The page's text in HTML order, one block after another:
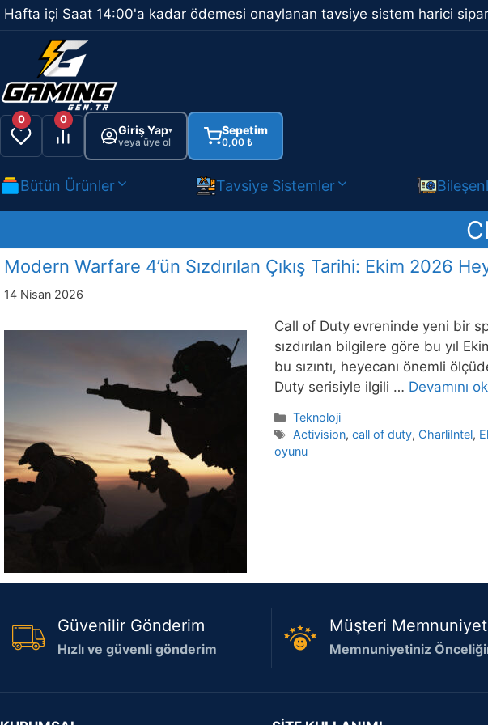
İçeriğe
atla
Hafta içi Saat 14:00'a kadar ödemesi onaylanan tavsiye sistem harici
0 0
Giriş Yap▾
veya üye ol
Sepetim
0,00 ₺
Bütün Ürünler Tavsiye Sistemler
Modern Warfare 4’ün Sızdırılan Çıkış Tarihi: Ekim 2026
14 Nisan 2026
Call of Duty evreninde yeni bir
sızdırılan bilgilere göre bu yıl
bu sızıntı, heyecanı önemli
Duty serisiyle ilgili … Devamını
Kategoriler
Teknoloji
Etiketler
Activision,call of duty, CharliIntel,
oyunu
Güvenilir Gönderim
Hızlı ve güvenli gönderim
Müşteri
Memnuniyetiniz